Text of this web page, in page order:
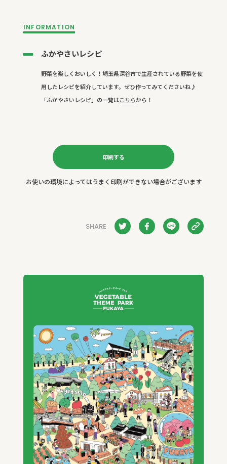
INFORMATION
ふかやさいレシピ
野菜を楽しくおいしく！埼玉県深谷市で生産されている野菜を使
用したレシピを紹介しています。ぜひ作ってみてくださいね♪
「ふかやさいレシピ」の一覧はこちらから！
印刷する
お使いの環境によってはうまく印刷ができない場合がございます
SHARE